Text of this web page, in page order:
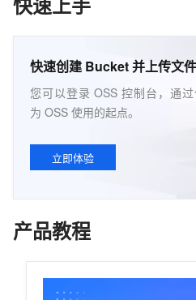
快速创建 Bucket 并上传文件
您可以登录 OSS 控制台，通
为 OSS 使用的起点。
立即体验
产品教程